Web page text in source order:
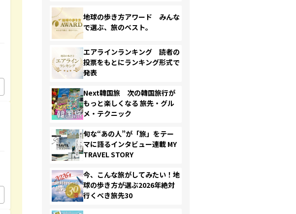
地球の歩き方アワード みんな
で選ぶ、旅のベスト。
エアラインランキング 読者の
投票をもとにランキング形式で
発表
Next韓国旅 次の韓国旅行が
もっと楽しくなる 旅先・グル
メ・テクニック
旬な“あの人”が「旅」をテー
マに語るインタビュー連載 MY
TRAVEL STORY
今、こんな旅がしてみたい！地
球の歩き方が選ぶ2026年絶対
行くべき旅先30